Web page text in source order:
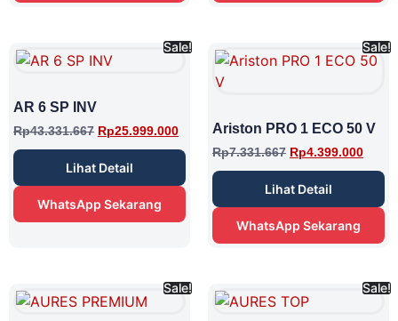
Sale!
AR 6 SP INV
Rp43.331.667 Rp25.999.000
Lihat Detail
WhatsApp Sekarang
Sale!
Ariston PRO 1 ECO 50 V
Rp7.331.667 Rp4.399.000
Lihat Detail
WhatsApp Sekarang
Sale! Sale!